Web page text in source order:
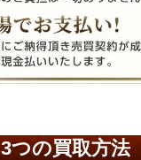
3つの買取方法